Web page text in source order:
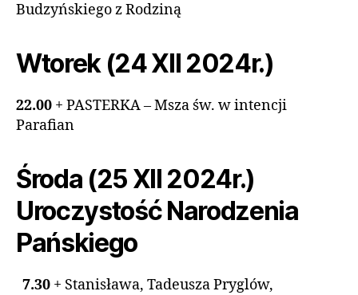
Budzyńskiego z Rodziną
Wtorek (24 XII 2024r.)
22.00 + PASTERKA – Msza św. w intencji
Parafian
Środa (25 XII 2024r.)
Uroczystość Narodzenia
Pańskiego
7.30 + Stanisława, Tadeusza Pryglów,